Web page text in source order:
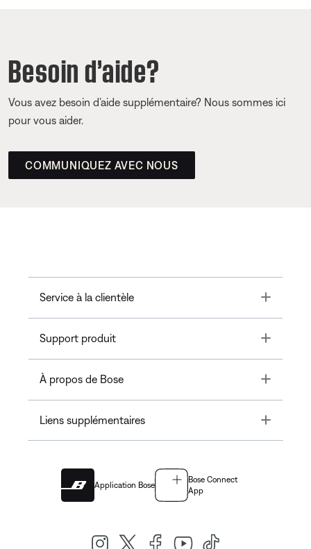
Besoin d’aide?
Vous avez besoin d’aide supplémentaire? Nous sommes ici
pour vous aider.
COMMUNIQUEZ AVEC NOUS
Service à la clientèle Toggle
Support produit Toggle
À propos de Bose Toggle
Liens supplémentaires Toggle
Application Bose
Bose Connect
App